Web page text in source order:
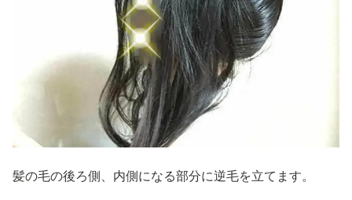
髪の毛の後ろ側、内側になる部分に逆毛を立てます。